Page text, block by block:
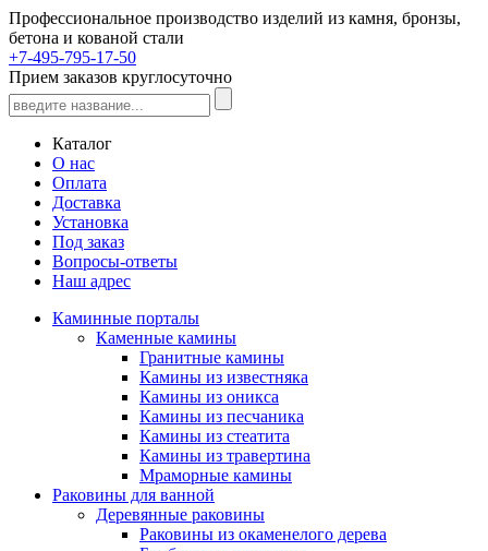
Профессиональное производство изделий из камня, бронзы,
бетона и кованой стали
+7-495-795-17-50
Прием заказов круглосуточно
Каталог
О нас
Оплата
Доставка
Установка
Под заказ
Вопросы-ответы
Наш адрес
Каминные порталы
Каменные камины
Гранитные камины
Камины из известняка
Камины из оникса
Камины из песчаника
Камины из стеатита
Камины из травертина
Мраморные камины
Раковины для ванной
Деревянные раковины
Раковины из окаменелого дерева